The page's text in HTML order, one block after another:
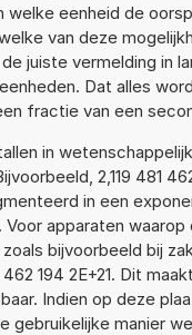
eenheid de
van deze
juiste vermelding in
Dat alles
fractie van een
in
2,119 481
in een
Voor apparaten
bijvoorbeeld bij
194 2E+21. Dit
Indien op deze
manier